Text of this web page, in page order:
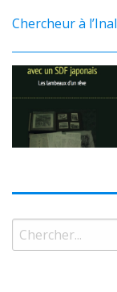
Chercheur à
Rechercher: